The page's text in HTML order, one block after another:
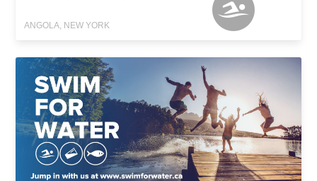
ANGOLA, NEW YORK